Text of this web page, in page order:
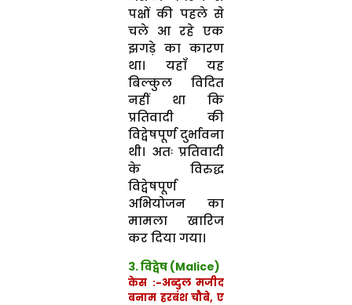
पक्षों की पहले से
चले आ रहे एक
झगड़े का कारण
था। यहाँ यह
बिल्कुल विदित
नहीं था कि
प्रतिवादी की
विद्वेषपूर्ण दुर्भावना
थी। अतः प्रतिवादी
के विरुद्ध
विद्वेषपूर्ण
अभियोजन का
मामला खारिज
कर दिया गया।
3. विद्वेष (Malice)
केस :-अब्दुल मजीद
बनाम हरबंश चौबे, ए